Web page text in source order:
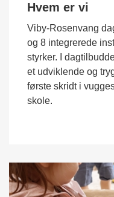
Hvem er vi
Viby-Rosenvang
og 8 integrerede
styrker. I
et udviklende og
første skridt i
skole.